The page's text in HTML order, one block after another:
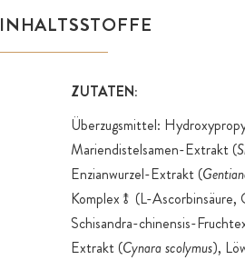
INHALTSSTOFFE
ZUTATEN:
Überzugsmittel:
Mariendistelsamen-Extrakt (
Enzianwurzel-Extrakt (
Komplex⥉ (L-
Schisandra-chinensis-
Extrakt (Cynara scolymus),